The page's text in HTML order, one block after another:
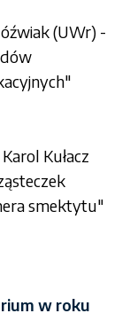
(UWr) -
Kułacz
smektytu"
w roku